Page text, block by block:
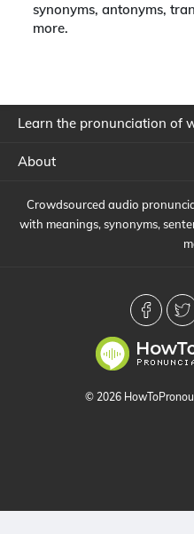
synonyms, antonyms,
more.
Learn the pronunciation of
About
Crowdsourced audio
with meanings, synonyms,
© 2026